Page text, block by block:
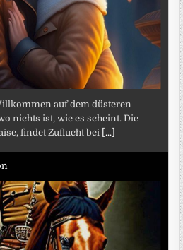
auf dem düsteren
nichts ist, wie es scheint. Die
findet Zuflucht bei [...]